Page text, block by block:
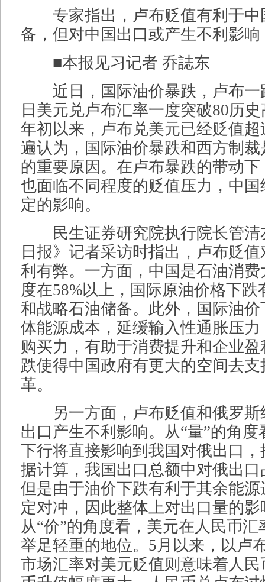
专家指出，卢布贬值有利于中
备，但对中国出口或产生不利影响
■本报见习记者 乔誌东
近日，国际油价暴跌，卢布一
日美元兑卢布汇率一度突破80历
年初以来，卢布兑美元已经贬值超
遍认为，国际油价暴跌和西方制
的重要原因。在卢布暴跌的带动
也面临不同程度的贬值压力，中
定的影响。
民生证券研究院执行院长管清
日报》记者采访时指出，卢布贬
利有弊。一方面，中国是石油消
度在58%以上，国际原油价格下跌
和战略石油储备。此外，国际油
体能源成本，延缓输入性通胀压
购买力，有助于消费提升和企业
跌使得中国政府有更大的空间去
革。
另一方面，卢布贬值和俄罗斯
出口产生不利影响。从“量”的角
下行将直接影响到我国对俄出口，
据计算，我国出口总额中对俄出口
但是由于油价下跌有利于其余能
定对冲，因此整体上对出口量的
从“价”的角度看，美元在人民币
举足轻重的地位。5月以来，以卢
市场汇率对美元贬值则意味着人